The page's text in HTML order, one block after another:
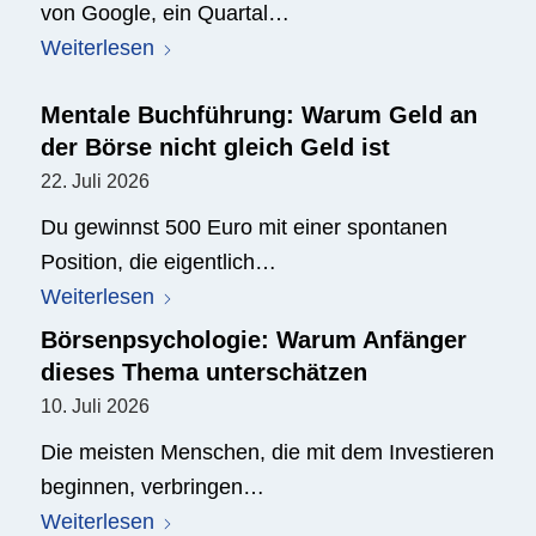
von Google, ein Quartal…
Weiterlesen
Mentale Buchführung: Warum Geld an
der Börse nicht gleich Geld ist
22. Juli 2026
Du gewinnst 500 Euro mit einer spontanen
Position, die eigentlich…
Weiterlesen
Börsenpsychologie: Warum Anfänger
dieses Thema unterschätzen
10. Juli 2026
Die meisten Menschen, die mit dem Investieren
beginnen, verbringen…
Weiterlesen